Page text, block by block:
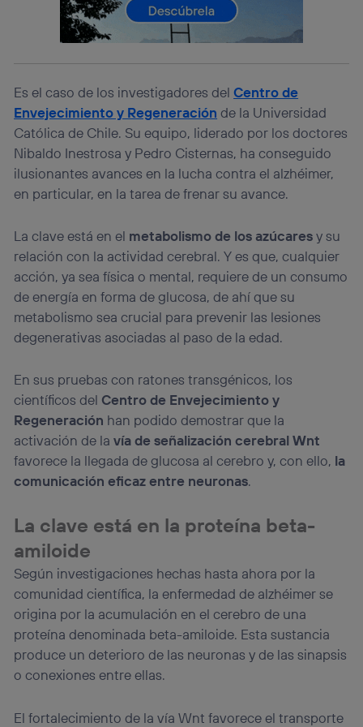
Es el caso de los investigadores delCentro de
Envejecimiento y Regeneración de la Universidad
Católica de Chile. Su equipo, liderado por los doctores
Nibaldo Inestrosa y Pedro Cisternas, ha conseguido
ilusionantes avances en la lucha contra el alzhéimer,
en particular, en la tarea de frenar su avance.
La clave está en el metabolismo de los azúcaresy su
relación con la actividad cerebral. Y es que, cualquier
acción, ya sea física o mental, requiere de un consumo
de energía en forma de glucosa, de ahí que su
metabolismo sea crucial para prevenir las lesiones
degenerativas asociadas al paso de la edad.
En sus pruebas con ratones transgénicos, los
científicos del Centro de Envejecimiento y
Regeneración han podido demostrar que la
activación de lavía de señalización cerebral Wnt
favorece la llegada de glucosa al cerebro y, con ello, la
comunicación eficaz entre neuronas.
La clave está en la proteína beta-
amiloide
Según investigaciones hechas hasta ahora por la
comunidad científica, la enfermedad de alzhéimer se
origina por la acumulación en el cerebro de una
proteína denominada beta-amiloide. Esta sustancia
produce un deterioro de las neuronas y de las sinapsis
o conexiones entre ellas.
El fortalecimiento de la vía Wnt favorece el transporte
lo que cualquier persona que conecte su dispositivo y
consienta el uso de la tecnología recibirá el mismo
identificador. Típicamente:
Si utilizas unaconexión de banda ancha(p. ej., Wi-Fi),
actividades de navegación de los miembros del hogar
que hayan dado su consentimiento.
Si utilizasdatos móviles, el marketing será más
personalizado, ya que se basará únicamente en la
navegación del usuario del móvil.
Puedes gestionar los consentimientos Utiq seleccionando
“Administrar Utiq” en la parte inferior de esta página web o
(“consenthub”). Para más información, consulta
política de privacidad de Utiq